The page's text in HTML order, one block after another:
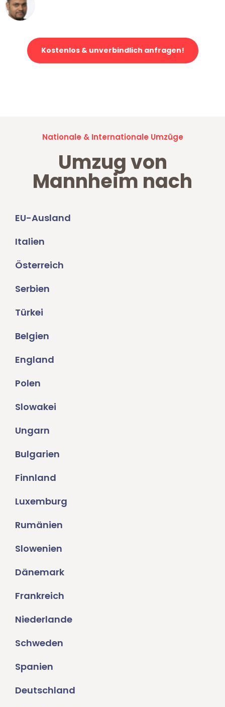
Kostenlos & unverbindlich anfragen!
Nationale & Internationale Umzüge
Umzug von
Mannheim nach
EU-Ausland
Italien
Österreich
Serbien
Türkei
Belgien
England
Polen
Slowakei
Ungarn
Bulgarien
Finnland
Luxemburg
Rumänien
Slowenien
Dänemark
Frankreich
Niederlande
Schweden
Spanien
Deutschland